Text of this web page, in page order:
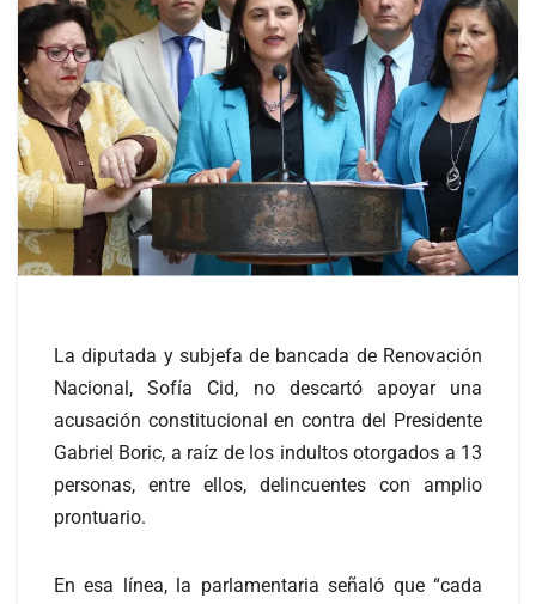
La diputada y subjefa de bancada de Renovación
Nacional, Sofía Cid, no descartó apoyar una
acusación constitucional en contra del Presidente
Gabriel Boric, a raíz de los indultos otorgados a 13
personas, entre ellos, delincuentes con amplio
prontuario.
En esa línea, la parlamentaria señaló que “cada